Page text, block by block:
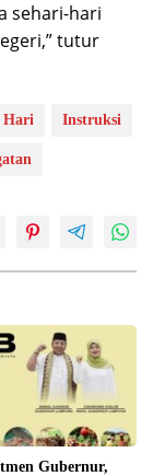
sehari-hari
tutur
Hari Instruksi
Gubernur,